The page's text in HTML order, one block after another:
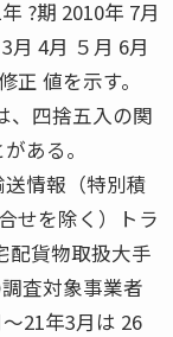
?期 2010年 7月
月 4月 ５月 6月
値を示す。
、四捨五入の関
ある。
送情報（特別積
せを除く）トラ
配貨物取扱大手
査対象事業者
21年3月は 26